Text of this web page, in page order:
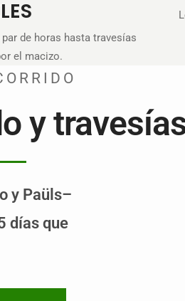
de horas hasta travesías
el macizo.
y
y Paüls–
días que